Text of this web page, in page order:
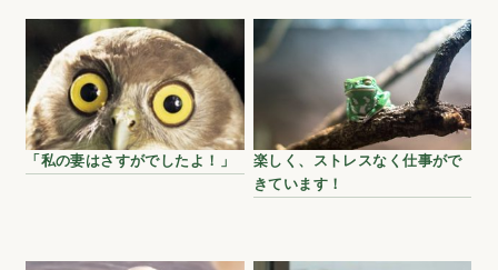
「私の妻はさすがでしたよ！」
楽しく、ストレスなく仕事がで
きています！